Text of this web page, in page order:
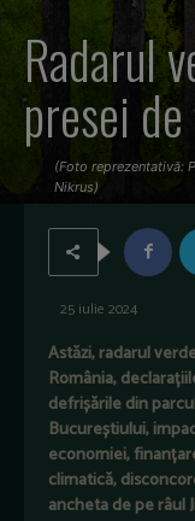
Radarul
presei
(Foto reprezentativă:
Nikrus)
25 iulie 2024
Astăzi, radarul
România,
defrișările din
Bucureștiului,
economiei,
climatică,
ancheta de pe râul